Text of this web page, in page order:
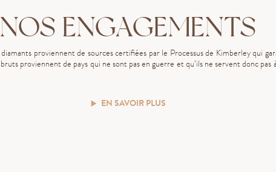
NOS ENGAGEMENTS
proviennent de sources certifiées par le Processus de Kimberley qui
proviennent de pays qui ne sont pas en guerre et qu’ils ne servent donc pas
EN SAVOIR PLUS